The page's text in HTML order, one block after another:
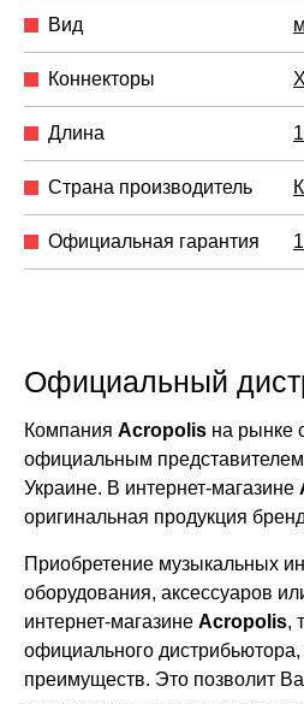
Вид
Коннекторы
Длина
Страна производитель
Официальная гарантия
Официальный
Компания Acropolis на рынке
официальным
Украине. В интернет-магазине
оригинальная продукция
Приобретение музыкальных
оборудования, аксессуаров
интернет-магазине Acropolis,
официального
преимуществ. Это позволит